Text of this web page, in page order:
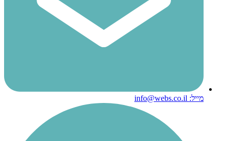
מייל: info@webs.co.il